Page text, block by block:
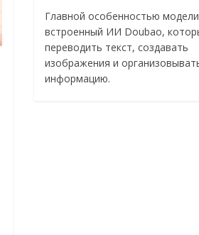
Главной особенностью
встроенный ИИ Doubao,
переводить текст, создавать
изображения и
информацию.